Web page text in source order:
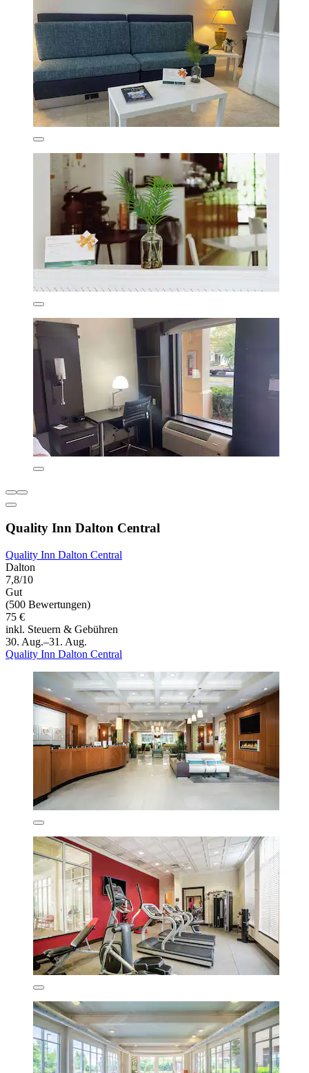
Quality Inn Dalton Central
Quality Inn Dalton Central
Dalton
7,8/10
Gut
(500 Bewertungen)
75 €
inkl. Steuern & Gebühren
30. Aug.–31. Aug.
Quality Inn Dalton Central